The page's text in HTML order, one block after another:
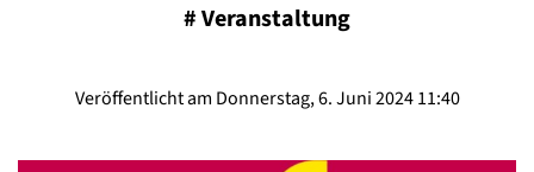
#Veranstaltung
Veröffentlicht am Donnerstag, 6. Juni 2024 11:40